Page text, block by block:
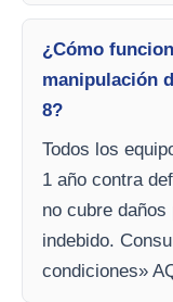
¿Cómo
manipulación
8?
Todos los
1 año contra
no cubre
indebido.
condiciones»